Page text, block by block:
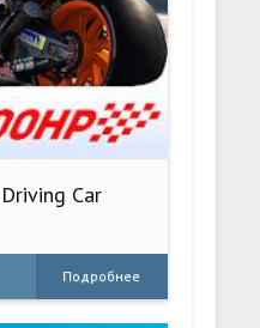
Car
Подробнее